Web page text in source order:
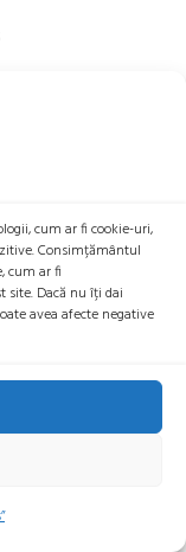
cum ar fi cookie-uri,
Consimțământul
cum ar fi
site. Dacă nu îți dai
avea afecte negative
Monetar
lider mondial in
pe care
recent
de presa
a stabilit doi
lui de a
puternica